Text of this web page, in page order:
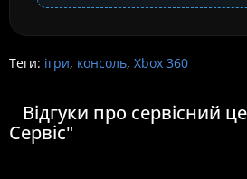
Теги: ігри, консоль, Xbox 360
Відгуки про сервісний
Сервіс"